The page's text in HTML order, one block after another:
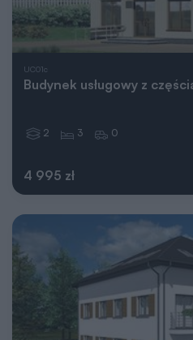
UC01c
Budynek usługowy z
4 995 zł
2 3 0